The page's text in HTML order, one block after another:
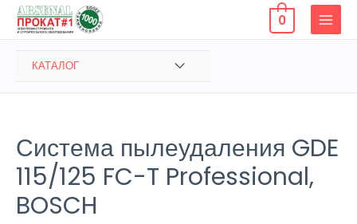
Перейти
0
MAIN
КАТАЛОГ ПЕРЕКЛЮЧАТЕЛЬ
Система пылеудаления GDE
115/125 FC-T Professional,
BOSCH